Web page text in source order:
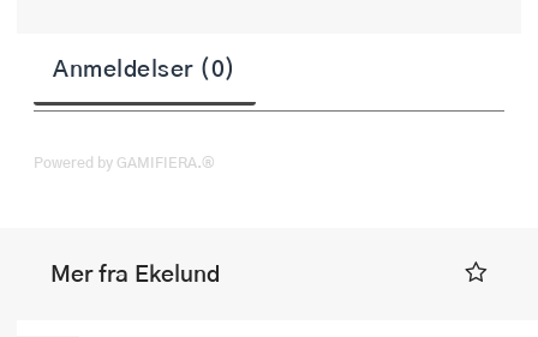
Anmeldelser (0)
Powered by GAMIFIERA.®
Mer fra Ekelund